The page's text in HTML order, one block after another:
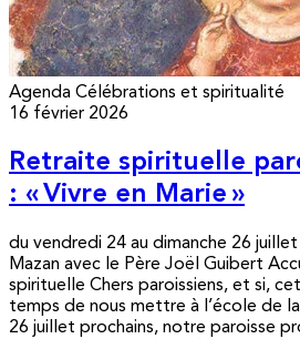
Agenda Célébrations et spiritualité
16 février 2026
Retraite spirituelle
: « Vivre en Marie »
du vendredi 24 au dimanche 26
Mazan avec le Père Joël Guibert
spirituelle Chers paroissiens, et si,
temps de nous mettre à l’école de
26 juillet prochains, notre paroisse